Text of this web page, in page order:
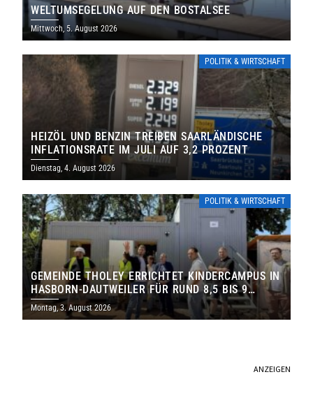
WELTUMSEGELUNG AUF DEN BOSTALSEE
Mittwoch, 5. August 2026
POLITIK & WIRTSCHAFT
HEIZÖL UND BENZIN TREIBEN SAARLÄNDISCHE
INFLATIONSRATE IM JULI AUF 3,2 PROZENT
Dienstag, 4. August 2026
POLITIK & WIRTSCHAFT
GEMEINDE THOLEY ERRICHTET KINDERCAMPUS IN
HASBORN-DAUTWEILER FÜR RUND 8,5 BIS 9
MILLIONEN EURO
Montag, 3. August 2026
ANZEIGEN